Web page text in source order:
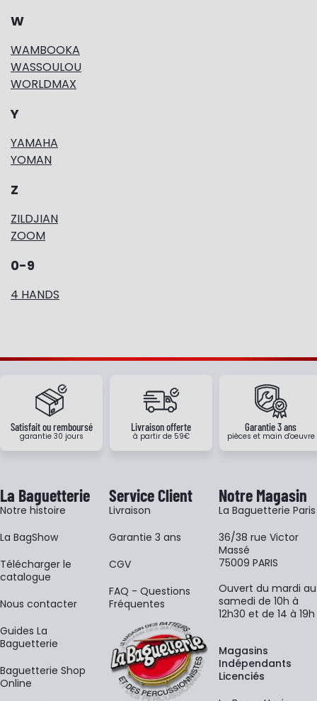
W
WAMBOOKA
WASSOULOU
WORLDMAX
Y
YAMAHA
YOMAN
Z
ZILDJIAN
ZOOM
0-9
4 HANDS
Satisfait ou remboursé
garantie 30 jours
Livraison offerte
à partir de 59€
Garantie 3 ans
pièces et main d'oeuvre
La Baguetterie
Notre histoire
La BagShow
​Télécharger le
catalogue
Nous contacter
Guides La
Baguetterie
Baguetterie Shop
Online
Service Client
Livraison
Garantie 3 ans
CGV
FAQ - Questions
Fréquentes
Notre Magasin
La Baguetterie Paris
36/38 rue Victor
Massé
75009 PARIS
Ouvert du mardi au
samedi de 10h à
12h30 et de 14 à 19h
Magasins
Indépendants
Licenciés